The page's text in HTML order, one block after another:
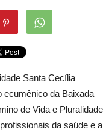
Santa Cecília
ecumênico da Baixada
de Vida e Pluralidade
da saúde e a